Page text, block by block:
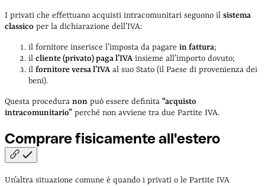
I privati che effettuano acquisti intracomunitari seguono il sistema
classico per la dichiarazione dell’IVA:
il fornitore inserisce l’imposta da pagare in fattura;
il cliente (privato) paga l’IVAinsieme all’importo dovuto;
il fornitore versa l’IVAal suo Stato (il Paese di provenienza dei
beni).
Questa procedura non può essere definita “acquisto
intracomunitario” perché non avviene tra due Partite IVA.
Comprare fisicamenteall'estero
Un’altra situazione comune è quando i privati o le Partite IVA